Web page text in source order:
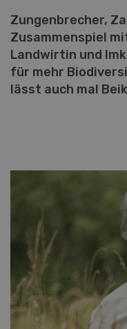
Zungenbrecher,
Zusammenspiel
Landwirtin und
für mehr
lässt auch mal